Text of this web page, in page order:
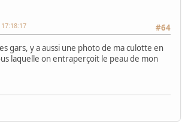
#64
gars, y a aussi une photo de ma culotte en
laquelle on entraperçoit le peau de mon